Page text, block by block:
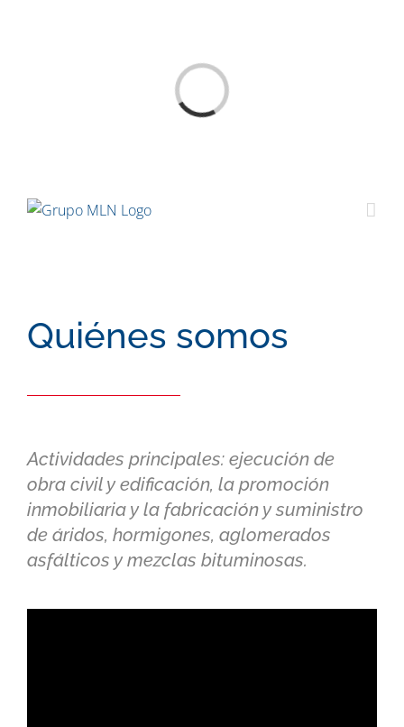
Cargando...
Quiénes somos
Actividades principales: ejecución de
obra civil y edificación, la promoción
inmobiliaria y la fabricación y suministro
de áridos, hormigones, aglomerados
asfálticos y mezclas bituminosas.